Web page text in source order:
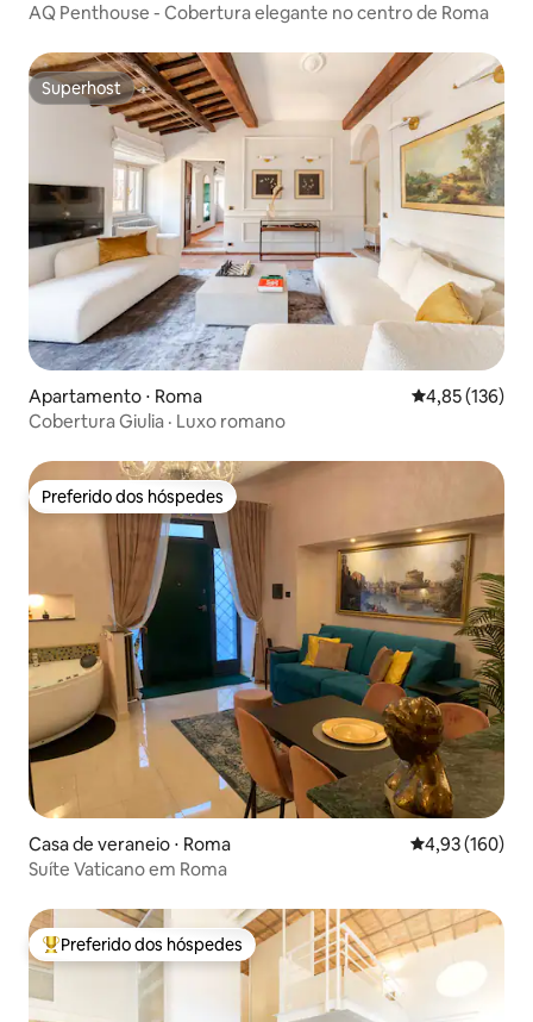
AQ Penthouse - Cobertura elegante no centro de Roma
Superhost
Superhost
Apartamento ⋅ Roma 4,85 de uma
4,85 (136)
Cobertura Giulia · Luxo romano
Preferido dos hóspedes
Preferido dos hóspedes
Casa de veraneio ⋅ Roma 4,93 de uma
4,93 (160)
Suíte Vaticano em Roma
Entre os melhores preferidos dos hóspedes
Preferido dos hóspedes